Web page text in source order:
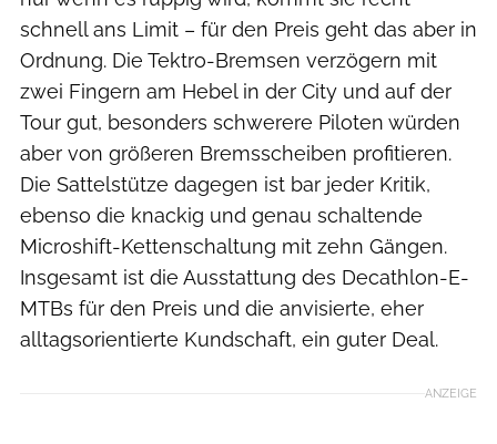
schnell ans Limit – für den Preis geht das aber in
Ordnung. Die Tektro-Bremsen verzögern mit
zwei Fingern am Hebel in der City und auf der
Tour gut, besonders schwerere Piloten würden
aber von größeren Bremsscheiben profitieren.
Die Sattelstütze dagegen ist bar jeder Kritik,
ebenso die knackig und genau schaltende
Microshift-Kettenschaltung mit zehn Gängen.
Insgesamt ist die Ausstattung des Decathlon-E-
MTBs für den Preis und die anvisierte, eher
alltagsorientierte Kundschaft, ein guter Deal.
ANZEIGE